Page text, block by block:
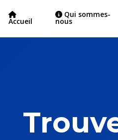
Accueil
Qui sommes-
nous